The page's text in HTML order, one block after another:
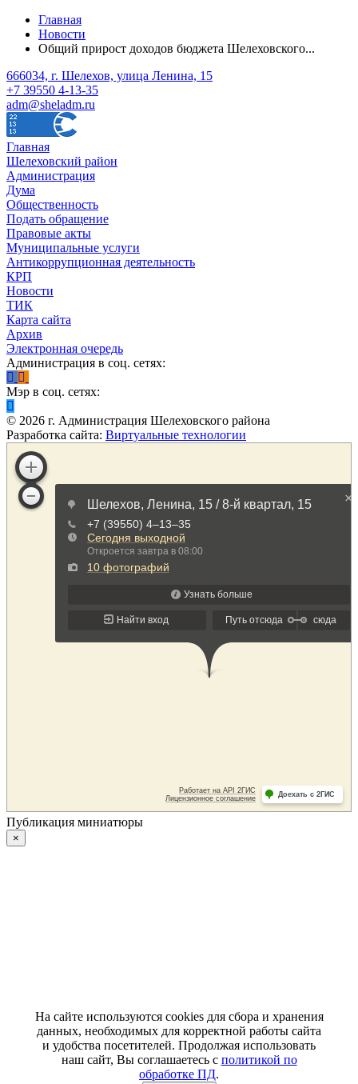
Главная
Новости
Общий прирост доходов бюджета Шелеховского...
666034, г. Шелехов, улица Ленина, 15
+7 39550 4-13-35
adm@sheladm.ru
Главная
Шелеховский район
Администрация
Дума
Общественность
Подать обращение
Правовые акты
Муниципальные услуги
Антикоррупционная деятельность
КРП
Новости
ТИК
Карта сайта
Архив
Электронная очередь
Администрация в соц. сетях:
Мэр в соц. сетях:
© 2026 г. Администрация Шелеховского района
Разработка сайта: Виртуальные технологии
Публикация миниатюры
×
На сайте используются cookies для сбора и хранения
данных, необходимых для корректной работы сайта
и удобства посетителей. Продолжая использовать
наш сайт, Вы соглашаетесь с политикой по
обработке ПД.